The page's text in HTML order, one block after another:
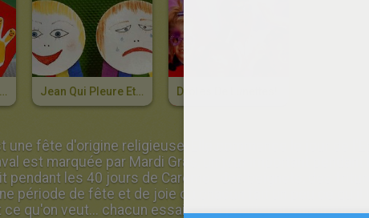
Drôles De Lunettes!
une fête d'origine religieuse. Elle commence le jour de
est marquée par Mardi Gras, un jour important
pendant les 40 jours de Carême : des beignets, des
période de fête et de joie où chacun fait un peu ce qu'il
ce qu'on veut... chacun essaie d'en profiter au maximum